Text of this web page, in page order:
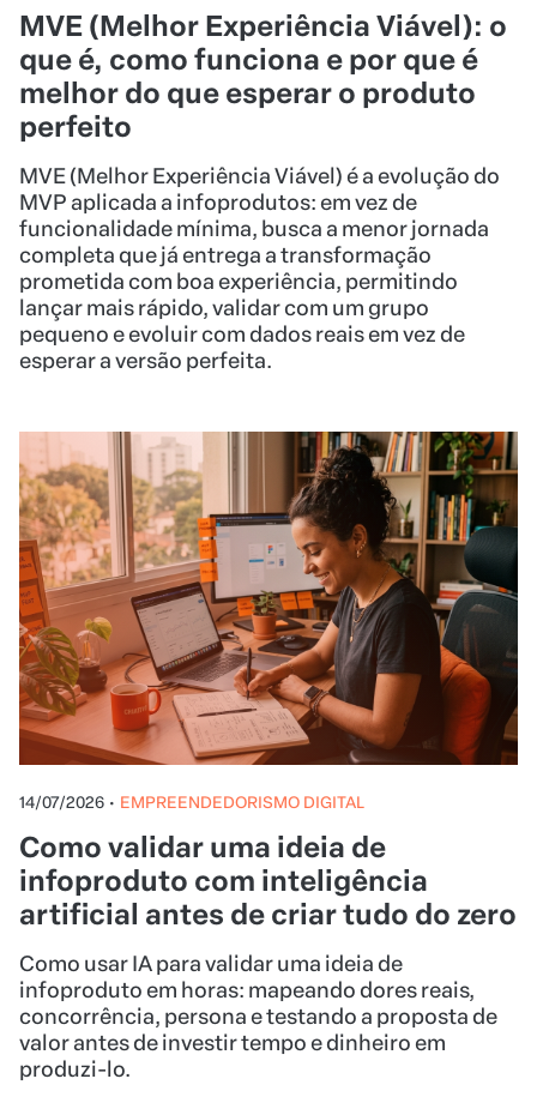
MVE (Melhor Experiência Viável): o
que é, como funciona e por que é
melhor do que esperar o produto
perfeito
MVE (Melhor Experiência Viável) é a evolução do
MVP aplicada a infoprodutos: em vez de
funcionalidade mínima, busca a menor jornada
completa que já entrega a transformação
prometida com boa experiência, permitindo
lançar mais rápido, validar com um grupo
pequeno e evoluir com dados reais em vez de
esperar a versão perfeita.
14/07/2026 • EMPREENDEDORISMO DIGITAL
Como validar uma ideia de
infoproduto com inteligência
artificial antes de criar tudo do zero
Como usar IA para validar uma ideia de
infoproduto em horas: mapeando dores reais,
concorrência, persona e testando a proposta de
valor antes de investir tempo e dinheiro em
produzi-lo.